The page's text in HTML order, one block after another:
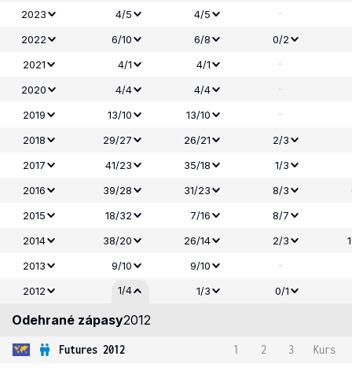
2023 4/5 4/5 -
2022 6/10 6/8
0/2
2021
4/1 4/1 -
2020 4/4 4/4 -
2019 13/10 13/10 -
2018 29/27 26/21
2/3
2017
41/23 35/18 1/3
2016
39/28 31/23 8/3
2015
18/32 7/16 8/7
2014
38/20 26/14 2/3
2013
9/10 9/10 -
2012 1/4 1/3 0/1
Odehrané zápasy2012
Futures 2012 1 2 3
Kurs